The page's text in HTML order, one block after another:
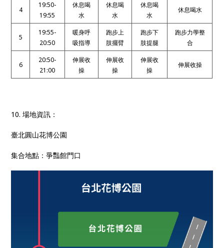
4
19:50-
19:55
休息喝
水
休息喝
水
休息喝
水
休息喝水
5
19:55-
20:50
暖身呼
吸指導
跑步上
肢擺臂
跑步下
肢提腿
跑步力學整
合
6
20:50-
21:00
伸展收
操
伸展收
操
伸展收
操
伸展收操
10. 場地資訊：
臺北圓山花博公園
集合地點：爭豔館門口